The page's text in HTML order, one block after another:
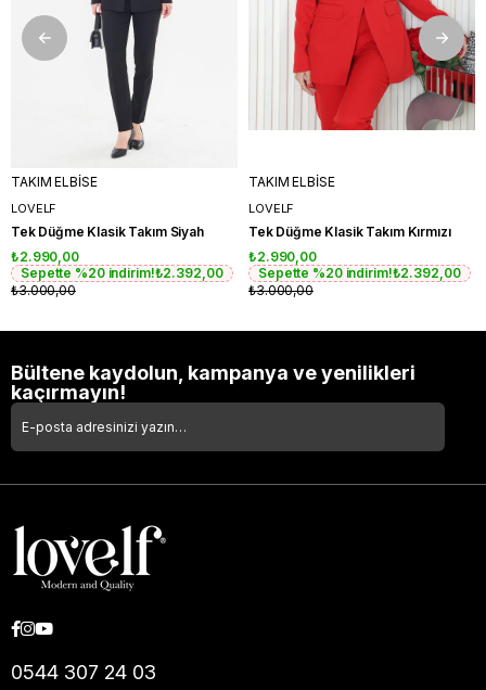
TAKIM ELBİSE
LOVELF
Tek Düğme Klasik Takım Siyah
₺2.990,00
Sepette %20 indirim!₺2.392,00
₺3.000,00
TAKIM ELBİSE
LOVELF
Tek Düğme Klasik Takım Kırmızı
₺2.990,00
Sepette %20 indirim!₺2.392,00
₺3.000,00
Bültene kaydolun, kampanya ve yenilikleri
kaçırmayın!
0544 307 24 03